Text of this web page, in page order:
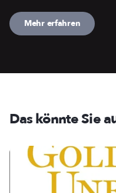
Mehr erfahren
Das könnte Sie